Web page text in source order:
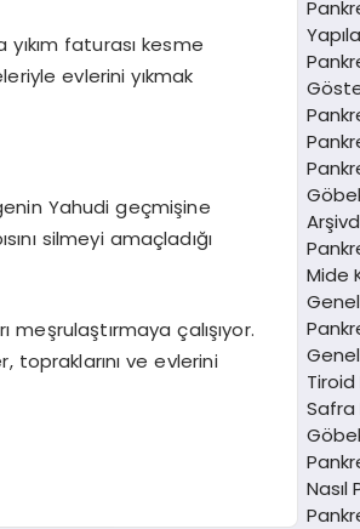
faturası kesme
evlerini yıkmak
Yahudi geçmişine
silmeyi amaçladığı
meşrulaştırmaya çalışıyor.
topraklarını ve evlerini
Mide
Safra
Nasıl